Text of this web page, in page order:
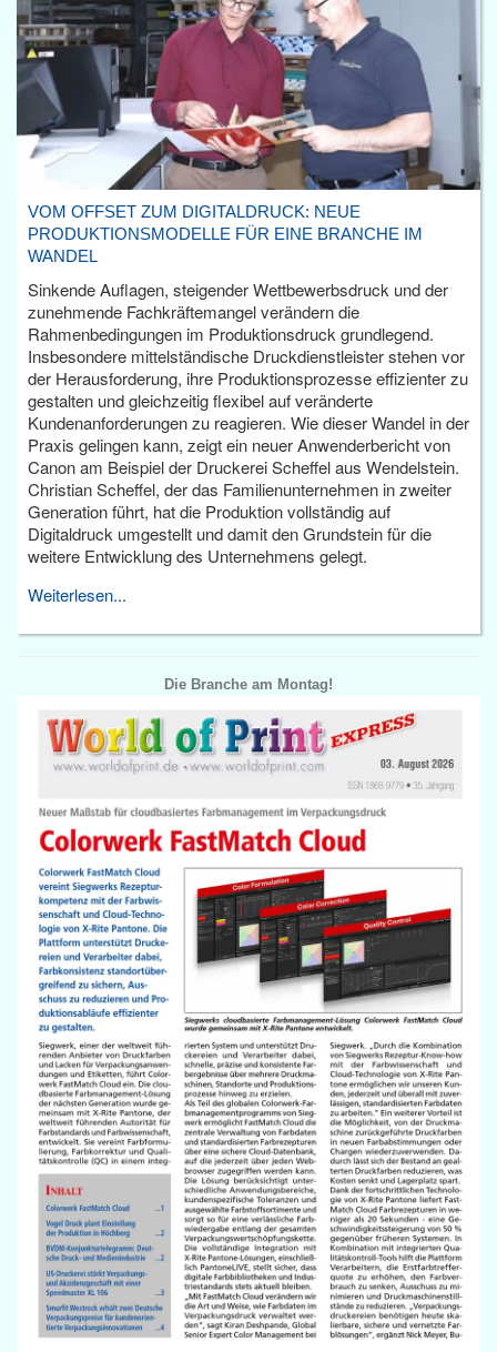
VOM OFFSET ZUM DIGITALDRUCK: NEUE
PRODUKTIONSMODELLE FÜR EINE BRANCHE IM
WANDEL
Sinkende Auflagen, steigender Wettbewerbsdruck und der
zunehmende Fachkräftemangel verändern die
Rahmenbedingungen im Produktionsdruck grundlegend.
Insbesondere mittelständische Druckdienstleister stehen vor
der Herausforderung, ihre Produktionsprozesse effizienter zu
gestalten und gleichzeitig flexibel auf veränderte
Kundenanforderungen zu reagieren. Wie dieser Wandel in der
Praxis gelingen kann, zeigt ein neuer Anwenderbericht von
Canon am Beispiel der Druckerei Scheffel aus Wendelstein.
Christian Scheffel, der das Familienunternehmen in zweiter
Generation führt, hat die Produktion vollständig auf
Digitaldruck umgestellt und damit den Grundstein für die
weitere Entwicklung des Unternehmens gelegt.
Weiterlesen...
Die Branche am Montag!